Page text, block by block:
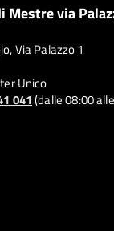
Mestre via
Via Palazzo 1
Unico
041(dalle 08:00